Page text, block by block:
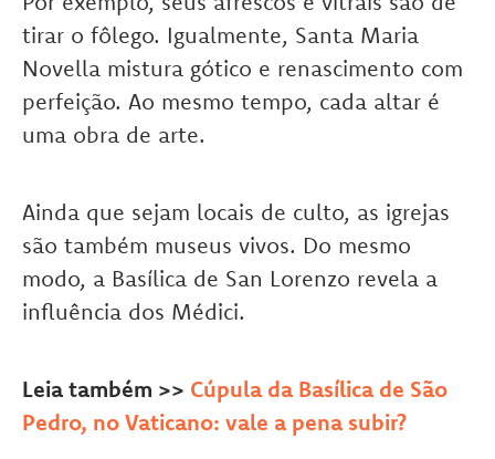
tirar o fôlego. Igualmente, Santa Maria
Novella mistura gótico e renascimento com
perfeição. Ao mesmo tempo, cada altar é
uma obra de arte.
Ainda que sejam locais de culto, as igrejas
são também museus vivos. Do mesmo
modo, a Basílica de San Lorenzo revela a
influência dos Médici.
Leia também >> Cúpula da Basílica de São
Pedro, no Vaticano: vale a pena subir?